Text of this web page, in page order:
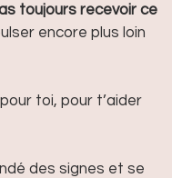
toujours recevoir ce
encore plus loin
toi, pour t’aider
des signes et se